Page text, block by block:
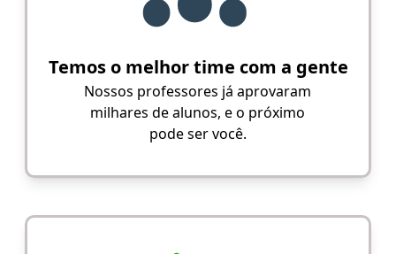
Temos o melhor time com a gente
Nossos professores já aprovaram
milhares de alunos, e o próximo
pode ser você.